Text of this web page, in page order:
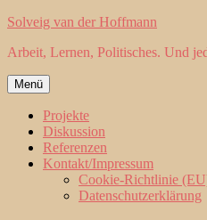
Zum
springen
Solveig van der Hoffmann
Arbeit, Lernen, Politisches. Und
Menü
Projekte
Diskussion
Referenzen
Kontakt/Impressum
Cookie-Richtlinie
Datenschutzerklärung